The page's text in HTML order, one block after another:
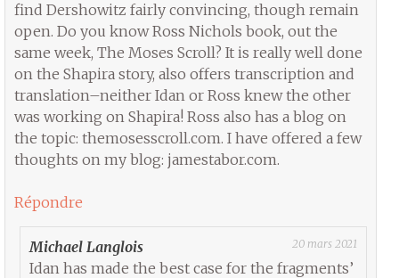
find Dershowitz fairly convincing, though remain
open. Do you know Ross Nichols book, out the
same week, The Moses Scroll? It is really well done
on the Shapira story, also offers transcription and
translation–neither Idan or Ross knew the other
was working on Shapira! Ross also has a blog on
the topic: themosesscroll.com. I have offered a few
thoughts on my blog: jamestabor.com.
Répondre
Michael Langlois 20 mars 2021
Idan has made the best case for the fragments’